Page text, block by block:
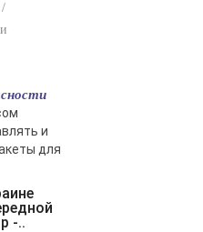
/
и
для
-..